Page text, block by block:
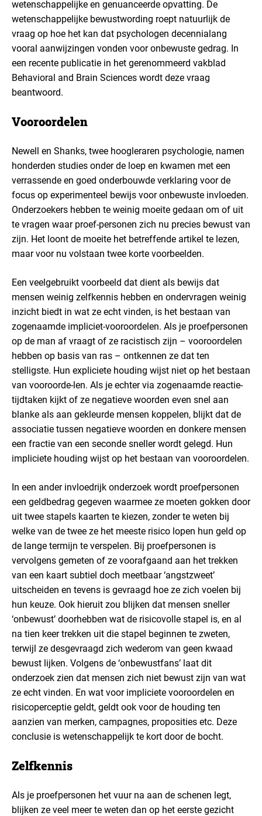
wetenschappelijke en genuanceerde opvatting. De
wetenschappelijke bewustwording roept natuurlijk de
vraag op hoe het kan dat psychologen decennialang
vooral aanwijzingen vonden voor onbewuste gedrag. In
een recente publicatie in het gerenommeerd vakblad
Behavioral and Brain Sciences wordt deze vraag
beantwoord.
Vooroordelen
Newell en Shanks, twee hoogleraren psychologie, namen
honderden studies onder de loep en kwamen met een
verrassende en goed onderbouwde verklaring voor de
focus op experimenteel bewijs voor onbewuste invloeden.
Onderzoekers hebben te weinig moeite gedaan om of uit
te vragen waar proef-personen zich nu precies bewust van
zijn. Het loont de moeite het betreffende artikel te lezen,
maar voor nu volstaan twee korte voorbeelden.
Een veelgebruikt voorbeeld dat dient als bewijs dat
mensen weinig zelfkennis hebben en ondervragen weinig
inzicht biedt in wat ze echt vinden, is het bestaan van
zogenaamde impliciet-vooroordelen. Als je proefpersonen
op de man af vraagt of ze racistisch zijn – vooroordelen
hebben op basis van ras – ontkennen ze dat ten
stelligste. Hun expliciete houding wijst niet op het bestaan
van vooroorde-len. Als je echter via zogenaamde reactie-
tijdtaken kijkt of ze negatieve woorden even snel aan
blanke als aan gekleurde mensen koppelen, blijkt dat de
associatie tussen negatieve woorden en donkere mensen
een fractie van een seconde sneller wordt gelegd. Hun
impliciete houding wijst op het bestaan van vooroordelen.
In een ander invloedrijk onderzoek wordt proefpersonen
een geldbedrag gegeven waarmee ze moeten gokken door
uit twee stapels kaarten te kiezen, zonder te weten bij
welke van de twee ze het meeste risico lopen hun geld op
de lange termijn te verspelen. Bij proefpersonen is
vervolgens gemeten of ze voorafgaand aan het trekken
van een kaart subtiel doch meetbaar ‘angstzweet’
uitscheiden en tevens is gevraagd hoe ze zich voelen bij
hun keuze. Ook hieruit zou blijken dat mensen sneller
‘onbewust’ doorhebben wat de risicovolle stapel is, en al
na tien keer trekken uit die stapel beginnen te zweten,
terwijl ze desgevraagd zich wederom van geen kwaad
bewust lijken. Volgens de ‘onbewustfans’ laat dit
onderzoek zien dat mensen zich niet bewust zijn van wat
ze echt vinden. En wat voor impliciete vooroordelen en
risicoperceptie geldt, geldt ook voor de houding ten
aanzien van merken, campagnes, proposities etc. Deze
conclusie is wetenschappelijk te kort door de bocht.
Zelfkennis
Als je proefpersonen het vuur na aan de schenen legt,
blijken ze veel meer te weten dan op het eerste gezicht